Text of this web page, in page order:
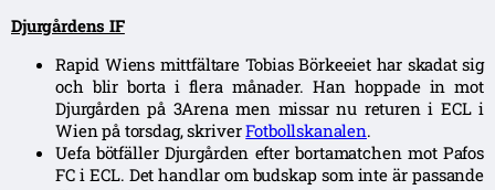
Djurgårdens IF
Rapid Wiens mittfältare Tobias Börkeeiet har skadat sig
och blir borta i flera månader. Han hoppade in mot
Djurgården på 3Arena men missar nu returen i ECL i
Wien på torsdag, skriverFotbollskanalen.
Uefa bötfäller Djurgården efter bortamatchen mot Pafos
FC i ECL. Det handlar om budskap som inte är passande